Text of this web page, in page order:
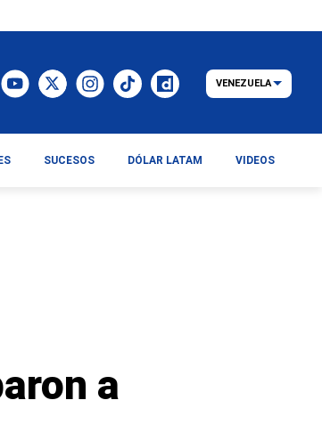
a
VENEZUELA
SUCESOS DÓLAR LATAM VIDEOS